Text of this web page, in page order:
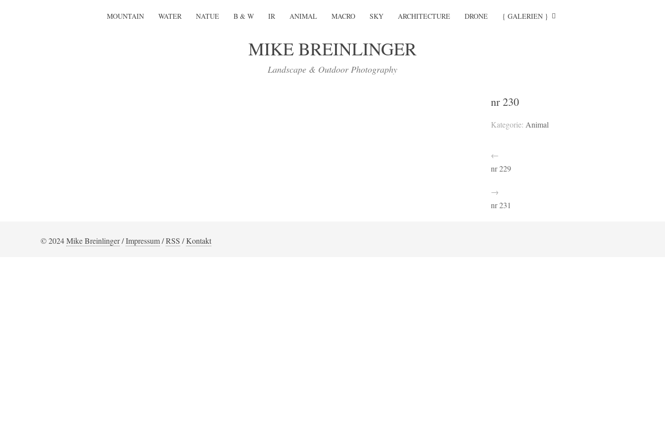
MOUNTAIN WATER NATUE B & W IR ANIMAL MACRO SKY ARCHITECTURE DRONE { GALERIEN }
MIKE BREINLINGER
Landscape & Outdoor Photography
nr 230
Kategorie: Animal
←
nr 229
→
nr 231
© 2024Mike Breinlinger/Impressum/RSS /Kontakt